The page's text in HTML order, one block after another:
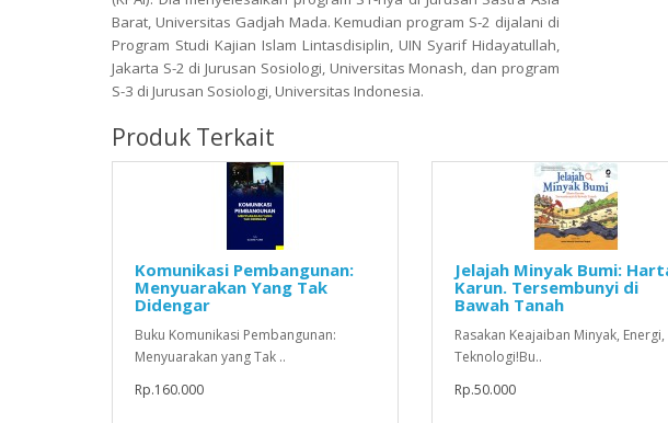
Barat, Universitas Gadjah Mada. Kemudian program S-2 dijalani di
Program Studi Kajian Islam Lintasdisiplin, UIN Syarif Hidayatullah,
Jakarta S-2 di Jurusan Sosiologi, Universitas Monash, dan program
S-3 di Jurusan Sosiologi, Universitas Indonesia.
Produk Terkait
Komunikasi Pembangunan:
Menyuarakan Yang Tak
Didengar
Buku Komunikasi Pembangunan:
Menyuarakan yang Tak ..
Rp.160.000
Jelajah Minyak Bumi:
Karun. Tersembunyi di
Bawah Tanah
Rasakan Keajaiban Minyak,
Teknologi!Bu..
Rp.50.000